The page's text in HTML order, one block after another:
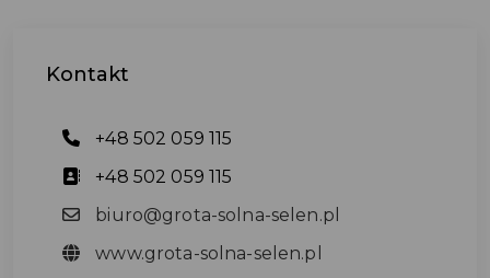
Kontakt
+48 502 059 115
+48 502 059 115
biuro@grota-solna-selen.pl
www.grota-solna-selen.pl